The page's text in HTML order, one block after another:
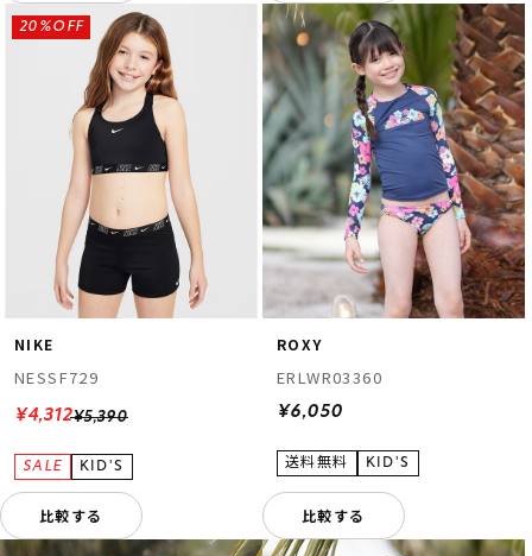
NIKE
NESSF729
¥5,390
20%OFF
¥4,312
比較する
ROXY
ERLWR03360
¥6,050
比較する